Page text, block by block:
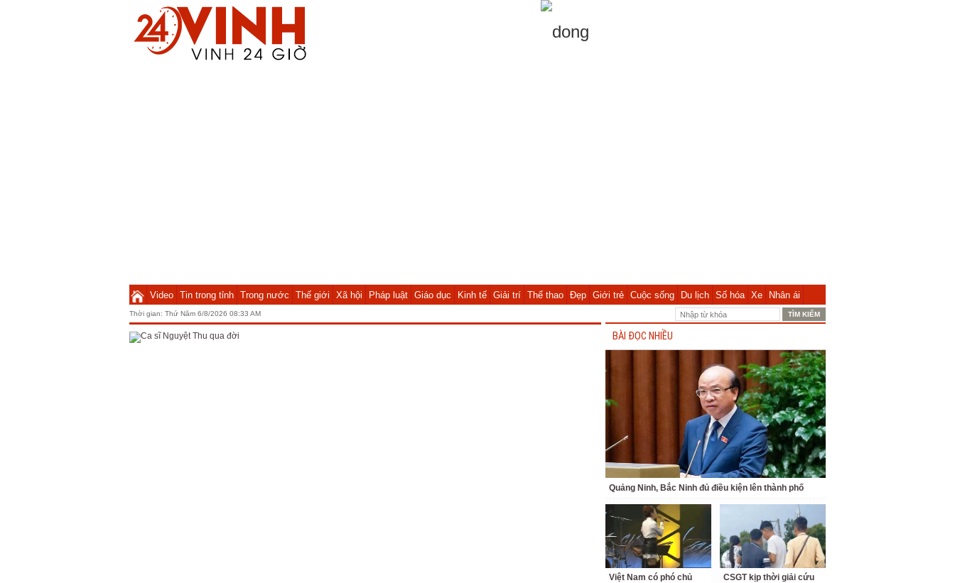
Video Tin trong tỉnh Trong nước Thế giới Xã hội Pháp luật Giáo dục Kinh tế Giải trí Thể thao Đẹp Giới trẻ Cuộc sống Du lịch Số hóa Xe Nhân ái
Thời gian: Thứ Năm 6/8/2026 08:33 AM
BÀI ĐỌC NHIỀU
Quảng Ninh, Bắc Ninh đủ điều kiện lên thành phố
Việt Nam có phó chủ
CSGT kịp thời giải cứu